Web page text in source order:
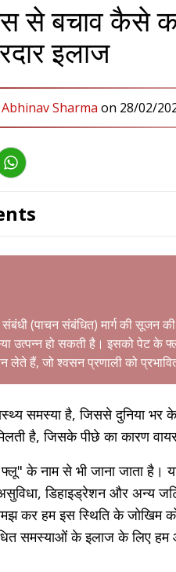
से बचाव कैसे
इलाज
Sharma on 28/02/
संबंधी (पाचन संबंधित) मार्ग की
उत्पन्न हो सकती है। इसको पेट के
लेते हैं, जो श्वसन प्रणाली को
समस्या है, जिससे दुनिया भर
है, जिसके पीछे का कारण
के नाम से भी जाना जाता है।
डिहाइड्रेशन और अन्य
कर हम इस स्थिति के
समस्याओं के इलाज के लिए